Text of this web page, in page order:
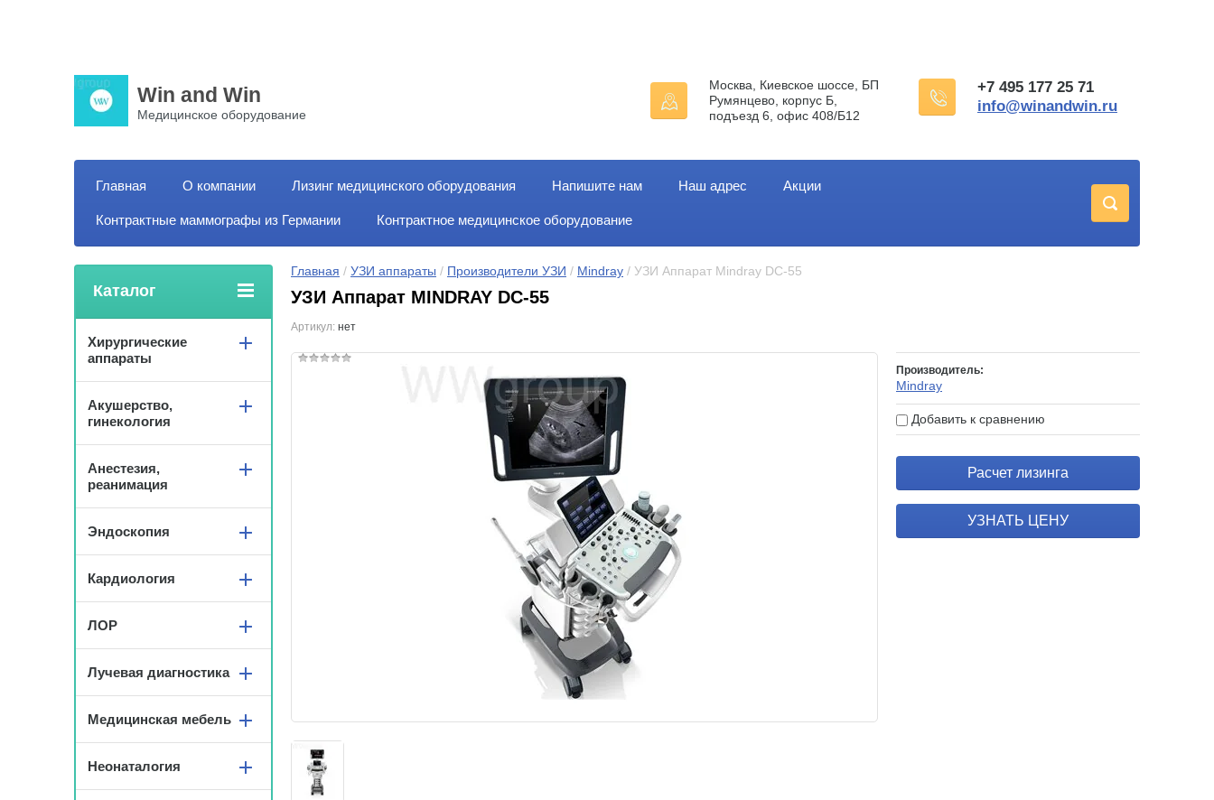
Win and Win
Медицинское оборудование
+7 495 177 25 71
info@winandwin.ru
Москва, Киевское шоссе, БП
Румянцево, корпус Б,
подъезд 6, офис 408/Б12
Главная О компании Лизинг медицинского оборудования Напишите нам Наш адрес Акции
Контрактные маммографы из Германии Контрактное медицинское оборудование
Главная / УЗИ аппараты / Производители УЗИ / Mindray / УЗИ Аппарат Mindray DC-55
УЗИ Аппарат MINDRAY DC-55
Артикул: нет
Производитель:
Mindray
Добавить к сравнению
Расчет лизинга
УЗНАТЬ ЦЕНУ
Каталог
Хирургические
аппараты
Акушерство,
гинекология
Анестезия,
реанимация
Эндоскопия
Кардиология
ЛОР
Лучевая диагностика
Медицинская мебель
Неонаталогия